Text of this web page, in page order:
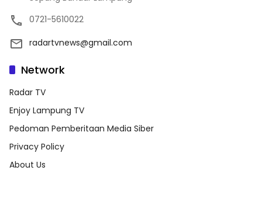
0721-5610022
radartvnews@gmail.com
Network
Radar TV
Enjoy Lampung TV
Pedoman Pemberitaan Media Siber
Privacy Policy
About Us